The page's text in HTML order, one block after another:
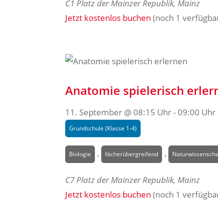
C1 Platz der Mainzer Republik, Mainz
Jetzt kostenlos buchen (noch 1
Anatomie spielerisch
11. September @ 08:15 Uhr- 09:00 Uhr
Grundschule (Klasse 1-4)
Biologie , fächerübergreifend ,
C7Platz der Mainzer Republik, Mainz
Jetzt kostenlos buchen (noch 1